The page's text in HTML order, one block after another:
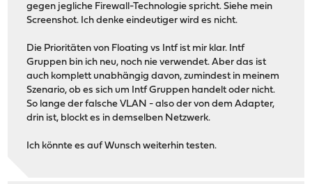
gegen jegliche Firewall-Technologie spricht. Siehe mein
Screenshot. Ich denke eindeutiger wird es nicht.
Die Prioritäten von Floating vs Intf ist mir klar. Intf
Gruppen bin ich neu, noch nie verwendet. Aber das ist
auch komplett unabhängig davon, zumindest in meinem
Szenario, ob es sich um Intf Gruppen handelt oder nicht.
So lange der falsche VLAN - also der von dem Adapter,
drin ist, blockt es in demselben Netzwerk.
Ich könnte es auf Wunsch weiterhin testen.